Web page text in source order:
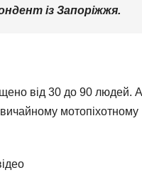
із Запоріжжя.
від 30 до 90 людей.
мотопіхотному